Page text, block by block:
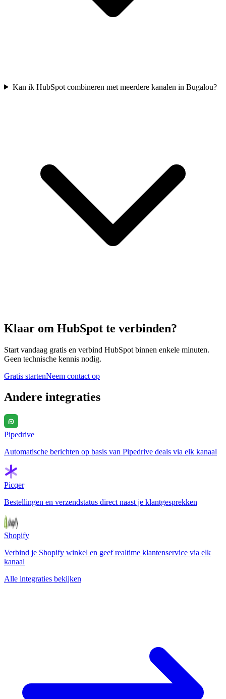
Kan ik HubSpot combineren met meerdere kanalen in Bugalou?
Klaar om HubSpot te verbinden?
Start vandaag gratis en verbind HubSpot binnen enkele minuten.
Geen technische kennis nodig.
Gratis startenNeem contact op
Andere integraties
Pipedrive
Automatische berichten op basis van Pipedrive deals via elk kanaal
Picqer
Bestellingen en verzendstatus direct naast je klantgesprekken
Shopify
Verbind je Shopify winkel en geef realtime klantenservice via elk
kanaal
Alle integraties bekijken